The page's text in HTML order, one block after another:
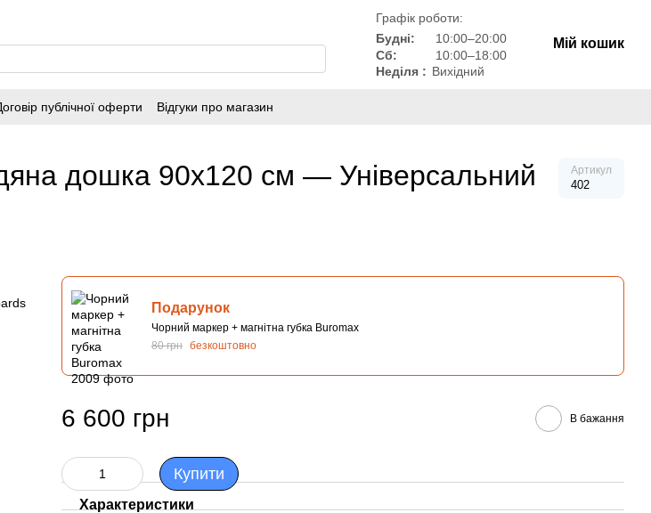
Графік роботи:
Будні:
10:00–20:00
Сб:
10:00–18:00
Неділя : Вихідний
Мій кошик
публічної оферти Відгуки про магазин
дошка 90х120 см — Універсальний
Артикул
402
Подарунок
Чорний маркер + магнітна губка Buromax
80 грн безкоштовно
6 600 грн В бажання
Купити
Характеристики